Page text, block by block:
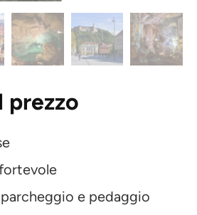
prezzo
e pedaggio